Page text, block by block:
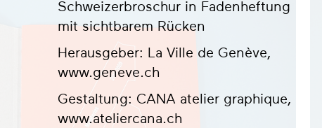
Schweizerbroschur in Fadenheftung
mit sichtbarem Rücken
Herausgeber: La Ville de Genève,
www.geneve.ch
Gestaltung: CANA atelier graphique,
www.ateliercana.ch